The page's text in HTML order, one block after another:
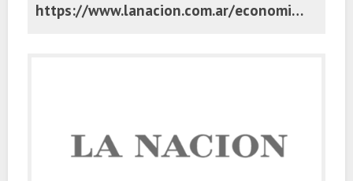
https://www.lanacion.com.ar/economia/tres-batallas-del-gobierno-en-el-congreso-presupuesto-2026-blindar-los-ahorros-en-dolares-y-dos-nid03112025/